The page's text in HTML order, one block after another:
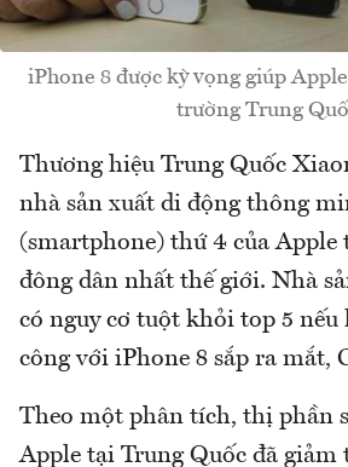
iPhone 8 được kỳ vọng giúp
trường Trung
Thương hiệu Trung Quốc
nhà sản xuất di động thông
(smartphone) thứ 4 của
đông dân nhất thế giới. Nhà
có nguy cơ tuột khỏi top 5
công với iPhone 8 sắp ra mắt,
Theo một phân tích, thị phần
Apple tại Trung Quốc đã giảm